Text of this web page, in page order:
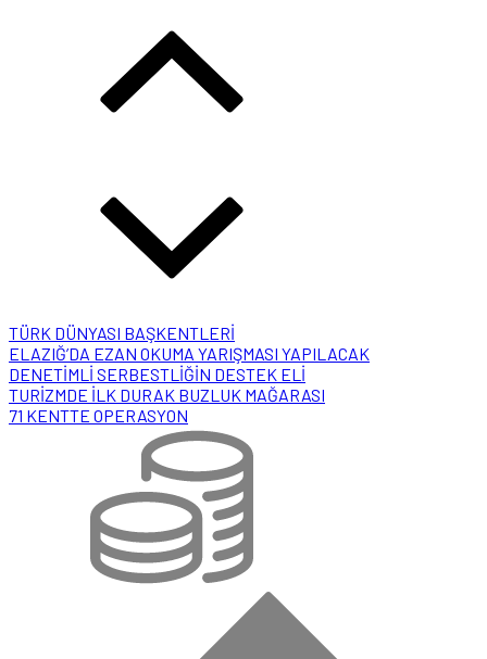
TÜRK DÜNYASI BAŞKENTLERİ
ELAZIĞ’DA EZAN OKUMA YARIŞMASI YAPILACAK
DENETİMLİ SERBESTLİĞİN DESTEK ELİ
TURİZMDE İLK DURAK BUZLUK MAĞARASI
71 KENTTE OPERASYON